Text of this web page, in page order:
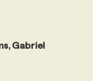
Gabriel